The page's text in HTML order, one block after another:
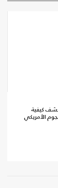
كيفية
الأمريكي